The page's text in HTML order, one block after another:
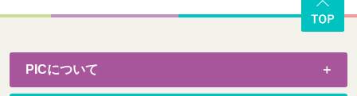
PICについて